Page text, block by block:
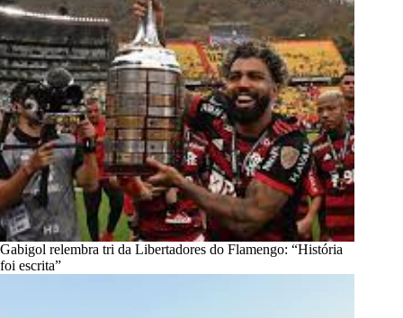
Gabigol relembra tri da Libertadores do Flamengo: “História
foi escrita”